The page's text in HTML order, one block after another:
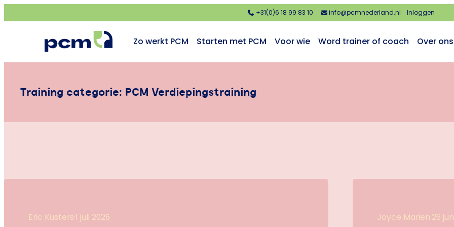
+31(0)6 18 99 83 10 info@pcmnederland.nl Inloggen
Zo werkt PCM Starten met PCM Voor wie Word trainer of coach Over ons
Training categorie: PCM Verdiepingstraining
Eric Kusters·1 juli 2026 Joyce Mariën·26